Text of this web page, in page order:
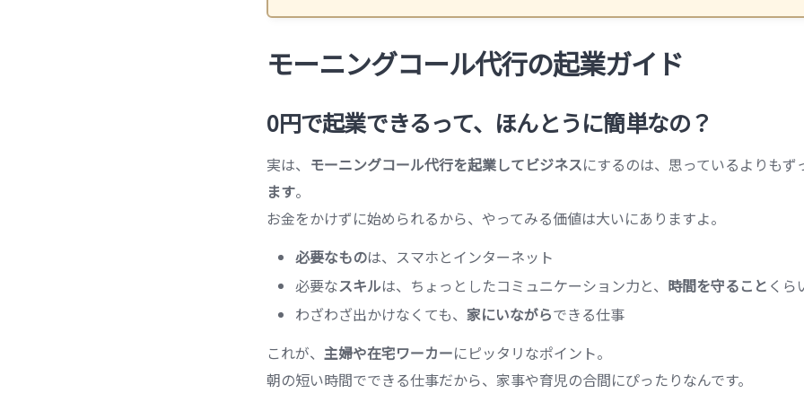
モーニングコール代行の起業ガイド
0円で起業できるって、ほんとうに簡単なの？
実は、 モーニングコール代行を起業してビジネスにするのは、思っているよりもず
ます。
お金をかけずに始められるから、やってみる価値は大いにありますよ。
必要なものは、スマホとインターネット
必要なスキルは、ちょっとしたコミュニケーション力と、 時間を守ること くら
わざわざ出かけなくても、家にいながらできる仕事
これが、主婦や在宅ワーカーにピッタリなポイント。
朝の短い時間でできる仕事だから、家事や育児の合間にぴったりなんです。